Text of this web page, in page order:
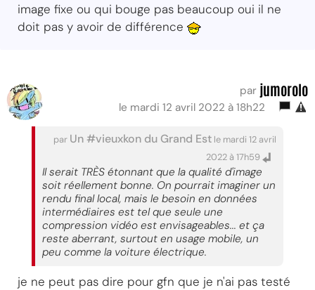
image fixe ou qui bouge pas beaucoup oui il ne
doit pas y avoir de différence
par jumorolo
le mardi 12 avril 2022 à 18h22
par Un #vieuxkon du Grand Est le mardi 12 avril
2022 à 17h59
Il serait TRÈS étonnant que la qualité d'image
soit réellement bonne. On pourrait imaginer un
rendu final local, mais le besoin en données
intermédiaires est tel que seule une
compression vidéo est envisageables... et ça
reste aberrant, surtout en usage mobile, un
peu comme la voiture électrique.
je ne peut pas dire pour gfn que je n'ai pas testé